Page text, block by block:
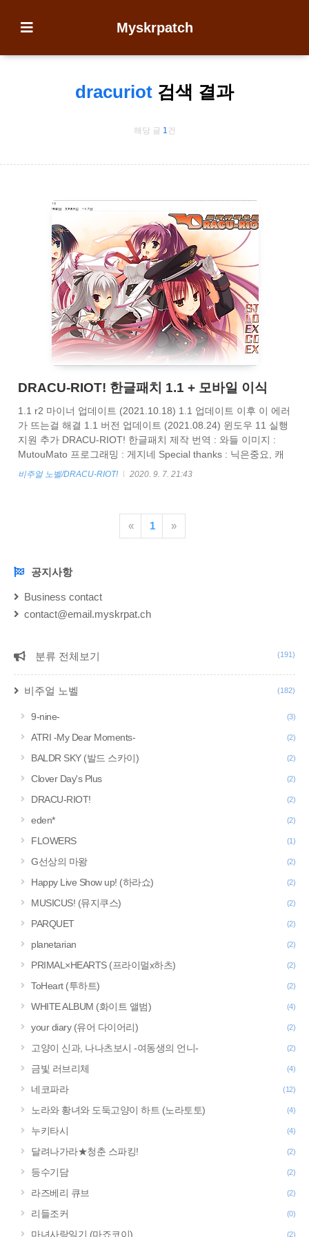
Myskrpatch
dracuriot 검색 결과
해당 글 1건
DRACU-RIOT! 한글패치 1.1 + 모바일 이식
1.1 r2 마이너 업데이트 (2021.10.18) 1.1 업데이트 이후 이 에러
가 뜨는걸 해결 1.1 버전 업데이트 (2021.08.24) 윈도우 11 실행
지원 추가 DRACU-RIOT! 한글패치 제작 번역 : 와들 이미지 :
MutouMato 프로그래밍 : 게지네 Special thanks : 닉은중요, 캐
돌 해당 패치는 패키지용 버전 이외에는 작동을 보장하지 않습니
주세요. www.yuzu-soft.com/ja/post/441/DownLoad.html
DownLoad www.yuzu-soft.com 아래 한글패치를 받습니다. 패스
워드는 dracuriot 입니다. http..
비주얼 노벨/DRACU-RIOT! 2020. 9. 7. 21:43
« 1 »
NOTICE공지사항
Business contact
contact@email.myskrpat.ch
CATEGORY
분류 전체보기 (191)
비주얼 노벨 (182)
9-nine- (3)
ATRI -My Dear Moments- (2)
BALDR SKY (발드 스카이) (2)
Clover Day's Plus (2)
DRACU-RIOT! (2)
eden* (2)
FLOWERS (1)
G선상의 마왕 (2)
Happy Live Show up! (하라쇼) (2)
MUSICUS! (뮤지쿠스) (2)
PARQUET (2)
planetarian (2)
PRIMAL×HEARTS (프라이멀x하츠) (2)
ToHeart (투하트) (2)
WHITE ALBUM (화이트 앨범) (4)
your diary (유어 다이어리) (2)
고양이 신과, 나나츠보시 -여동생의 언니- (2)
금빛 러브리체 (4)
네코파라 (12)
노라와 황녀와 도둑고양이 하트 (노라토토) (4)
누키타시 (4)
달려나가라★청춘 스파킹! (2)
등수기담 (2)
라즈베리 큐브 (2)
리들조커 (0)
마녀사랑일기 (마죠코이) (2)